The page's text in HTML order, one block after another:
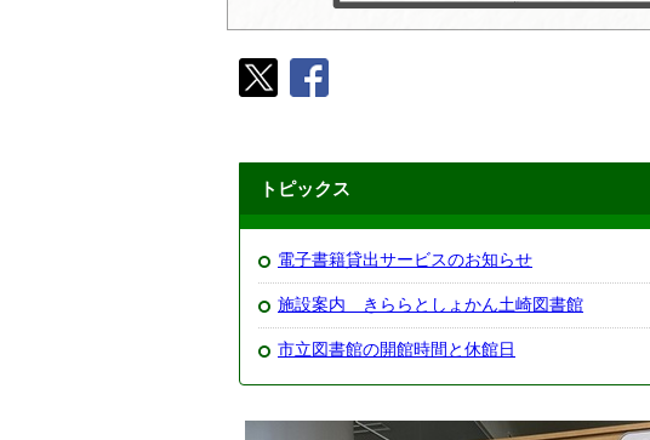
トピックス
電子書籍貸出サービスのお知らせ
施設案内 きららとしょかん土崎図書館
市立図書館の開館時間と休館日